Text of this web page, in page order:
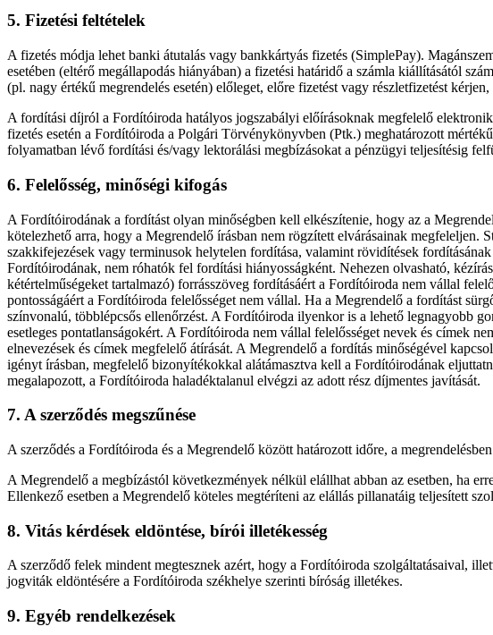
5. Fizetési feltételek
A fizetés módja lehet banki átutalás vagy bankkártyás fizetés (SimplePay).
esetében (eltérő megállapodás hiányában) a fizetési határidő a számla kiállításától
(pl. nagy értékű megrendelés esetén) előleget, előre fizetést vagy részletfizetést
A fordítási díjról a Fordítóiroda hatályos jogszabályi előírásoknak megfelelő
fizetés esetén a Fordítóiroda a Polgári Törvénykönyvben (Ptk.) meghatározott
folyamatban lévő fordítási és/vagy lektorálási megbízásokat a pénzügyi teljesítésig
6. Felelősség, minőségi kifogás
A Fordítóirodának a fordítást olyan minőségben kell elkészítenie, hogy az a
kötelezhető arra, hogy a Megrendelő írásban nem rögzített elvárásainak
szakkifejezések vagy terminusok helytelen fordítása, valamint rövidítések
Fordítóirodának, nem róhatók fel fordítási hiányosságként. Nehezen olvasható,
kétértelműségeket tartalmazó) forrásszöveg fordításáért a Fordítóiroda nem vállal
pontosságáért a Fordítóiroda felelősséget nem vállal. Ha a Megrendelő a fordítást
színvonalú, többlépcsős ellenőrzést. A Fordítóiroda ilyenkor is a lehető legnagyobb
esetleges pontatlanságokért. A Fordítóiroda nem vállal felelősséget nevek és címek
elnevezések és címek megfelelő átírását. A Megrendelő a fordítás minőségével
igényt írásban, megfelelő bizonyítékokkal alátámasztva kell a Fordítóirodának
megalapozott, a Fordítóiroda haladéktalanul elvégzi az adott rész díjmentes javítását.
7. A szerződés megszűnése
A szerződés a Fordítóiroda és a Megrendelő között határozott időre, a
A Megrendelő a megbízástól következmények nélkül elállhat abban az esetben, ha
Ellenkező esetben a Megrendelő köteles megtéríteni az elállás pillanatáig teljesített
8. Vitás kérdések eldöntése, bírói illetékesség
A szerződő felek mindent megtesznek azért, hogy a Fordítóiroda szolgáltatásaival,
jogviták eldöntésére a Fordítóiroda székhelye szerinti bíróság illetékes.
9. Egyéb rendelkezések